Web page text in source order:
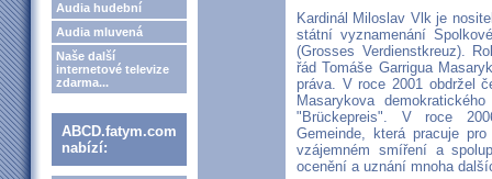
Audia hudební
Audia mluvená
Naše další
internetové televize
zdarma...
ABCD.fatym.com
nabízí:
Kardinál Miloslav Vlk je
státní vyznamenání
(Grosses Verdienstkreuz).
řád Tomáše Garrigua
práva. V roce 2001 obdržel
Masarykova
"Brückepreis". V roce
Gemeinde, která pracuje
vzájemném smíření a
ocenění a uznání mnoha